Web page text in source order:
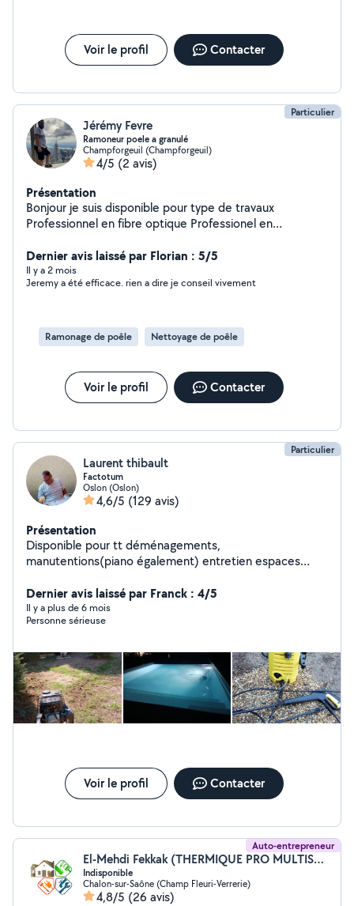
Voir le profil Contacter
Particulier
Jérémy Fevre
Ramoneur poele a granulé
Champforgeuil (Champforgeuil)
4/5 (2 avis)
Présentation
Bonjour je suis disponible pour type de travaux
Professionnel en fibre optique Professionel en
Dernier avis laissé par Florian : 5/5
Il y a 2 mois
Jeremy a été efficace. rien a dire je conseil vivement
Ramonage de poêle Nettoyage de poêle
Voir le profil Contacter
Particulier
Laurent thibault
Factotum
Oslon (Oslon)
4,6/5 (129 avis)
Présentation
Disponible pour tt déménagements,
manutentions(piano également) entretien espaces
Dernier avis laissé par Franck : 4/5
Il y a plus de 6 mois
Personne sérieuse
Voir le profil Contacter
Auto-entrepreneur
El-Mehdi Fekkak (THERMIQUE PRO MULTISERVICES)
Indisponible
Chalon-sur-Saône (Champ Fleuri-Verrerie)
4,8/5 (26 avis)